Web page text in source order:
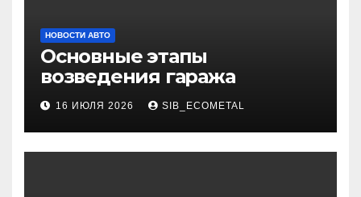
НОВОСТИ АВТО
Основные этапы
возведения гаража
16 ИЮЛЯ 2026 SIB_ECOMETAL